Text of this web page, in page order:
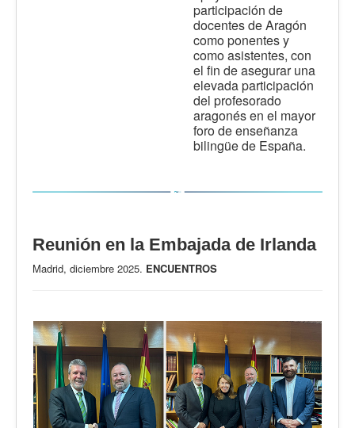
participación de
docentes de Aragón
como ponentes y
como asistentes, con
el fin de asegurar una
elevada participación
del profesorado
aragonés en el mayor
foro de enseñanza
bilingüe de España.
Reunión en la Embajada de Irlanda
Madrid, diciembre 2025. ENCUENTROS